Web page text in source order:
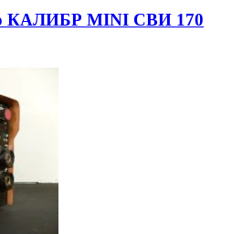
КАЛИБР MINI СВИ 170